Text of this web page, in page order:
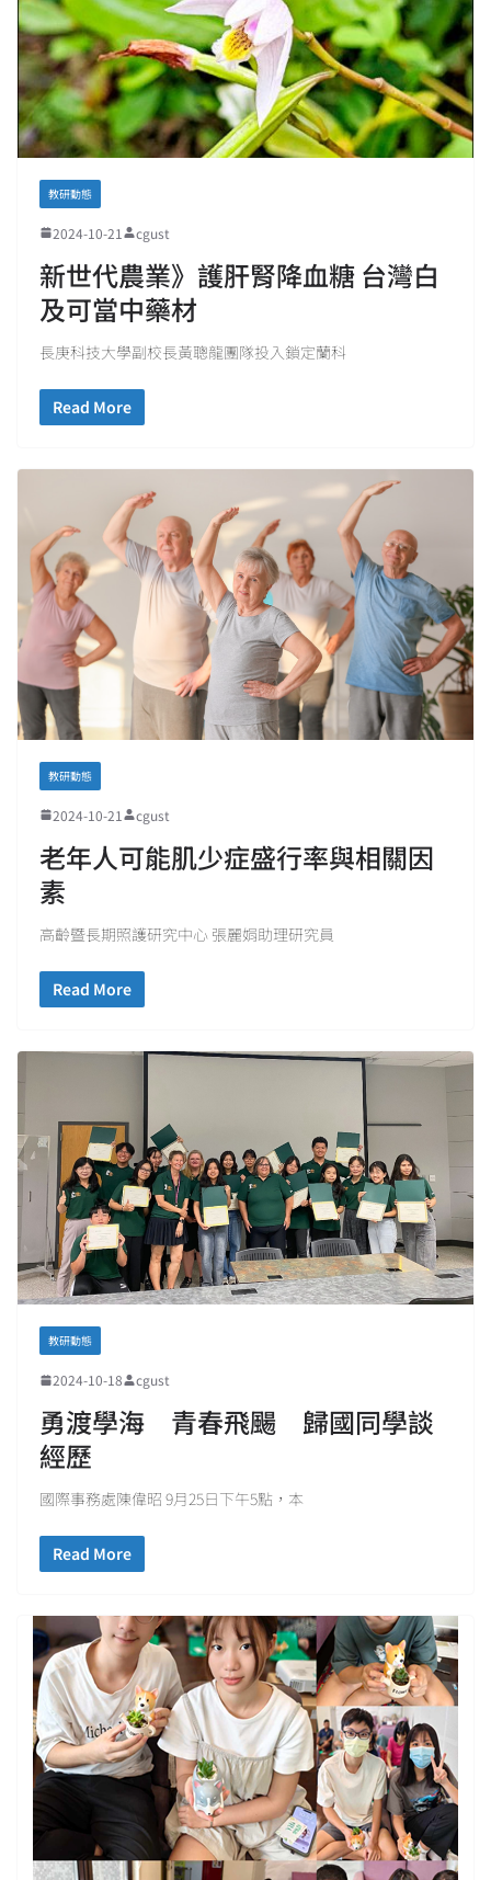
教研動態
2024-10-21 cgust
新世代農業》護肝腎降血糖 台灣白
及可當中藥材
長庚科技大學副校長黃聰龍團隊投入鎖定蘭科
Read More
教研動態
2024-10-21 cgust
老年人可能肌少症盛行率與相關因
素
高齡暨長期照護研究中心 張麗娟助理研究員
Read More
教研動態
2024-10-18 cgust
勇渡學海 青春飛颺 歸國同學談
經歷
國際事務處陳偉昭 9月25日下午5點，本
Read More